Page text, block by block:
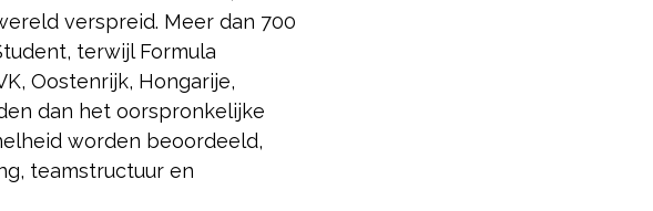
verspreid. Meer dan 700
terwijl Formula
Oostenrijk, Hongarije,
dan het oorspronkelijke
worden beoordeeld,
teamstructuur en